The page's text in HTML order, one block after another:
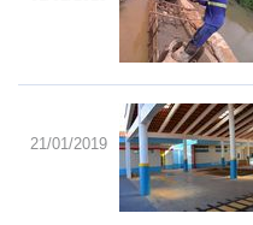
21/01/2019